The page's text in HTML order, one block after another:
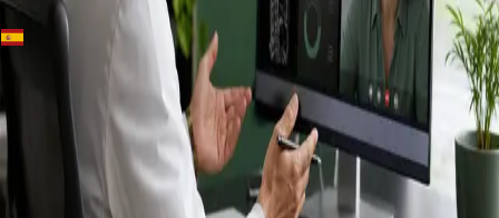
Spain · Especialistas
Conoce a
nuestros
registrados
especialistas.
Especialistas colegiados para ejercer en Spain,